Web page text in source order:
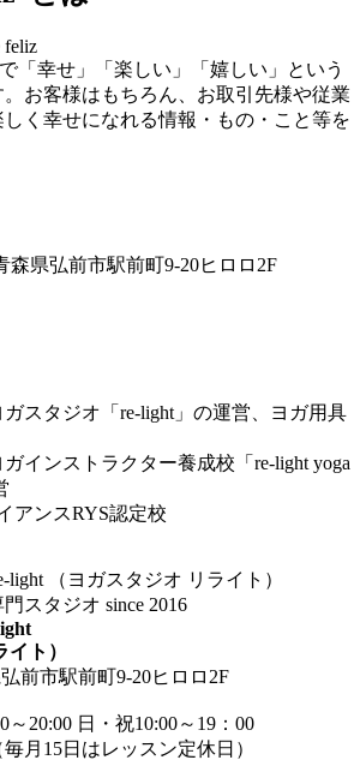
feliz
「幸せ」「楽しい」「嬉しい」という
お客様はもちろん、お取引先様や従業
く幸せになれる情報・もの・こと等を
県弘前市駅前町9-20ヒロロ2F
スタジオ「re-light」の運営、ヨガ用具
インストラクター養成校「re-light yoga
アンスRYS認定校
スタジオ since 2016
イト）
前市駅前町9-20ヒロロ2F
20:00 日・祝10:00～19：00
月15日はレッスン定休日）